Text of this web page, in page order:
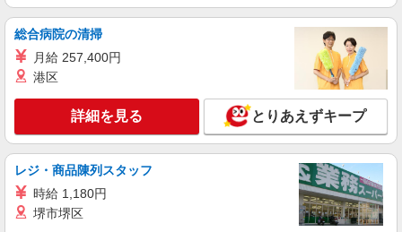
ィブ支給(規定有) ★月2回払い・週払い可能（規程
有）★ ゜・。○。・゜+゜・。○。・゜+゜
キープ 詳細を見る
紹介予定派遣
株式会社シエロ
【au】の携帯販売スタッフ
時給1350円〜 ※残業代支給 ★交通費別途支給
（規定あり） ゜+゜・。○。・゜+゜・。○。・゜
+゜ 入社祝い金10万円支給(規定有) お友達を紹介
頂くと, インセンティブ支給(規定有) ★月2回払
い・週払い可能（規程有）★ ゜・。○。・゜
山口県周南市のauショップ
キープ 詳細を見る
総合病院の清掃
月給 257,400円
港区
詳細を見る とりあえずキープ
レジ・商品陳列スタッフ
時給 1,180円
堺市堺区